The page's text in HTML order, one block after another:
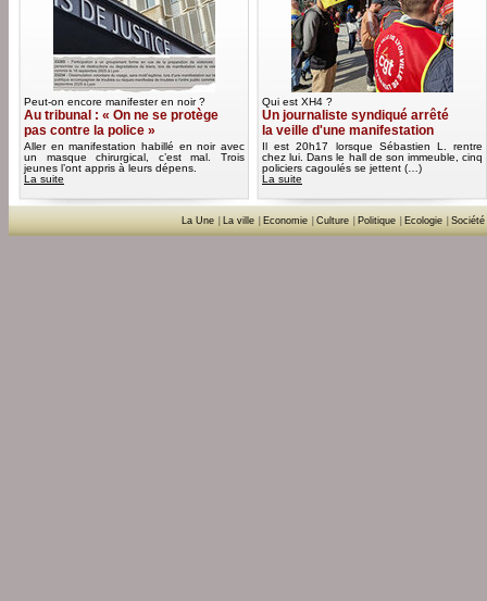
Peut-on encore manifester en noir ?
Au tribunal : « On ne se protège
pas contre la police »
Aller en manifestation habillé en noir avec
un masque chirurgical, c’est mal. Trois
jeunes l’ont appris à leurs dépens.
La suite
Qui est XH4 ?
Un journaliste syndiqué arrêté
la veille d'une manifestation
Il est 20h17 lorsque Sébastien L. rentre
chez lui. Dans le hall de son immeuble, cinq
policiers cagoulés se jettent (…)
La suite
La Une La ville Economie Culture Politique Ecologie Société